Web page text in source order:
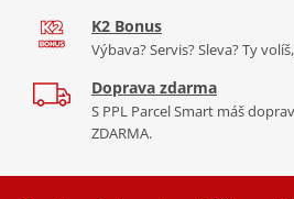
K2 Bonus
Výbava? Servis? Sleva? Ty
Doprava zdarma
S PPL Parcel Smart máš
ZDARMA.